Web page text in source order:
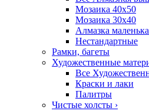
Мозаика 40x50
Мозаика 30x40
Алмазка
Нестандартные
Рамки, багеты
Художественные
Все
Краски и лаки
Палитры
Чистые холсты ›